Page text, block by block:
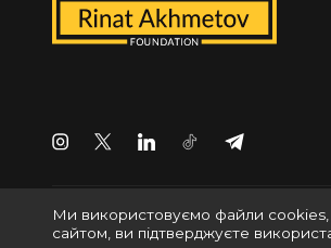
Всі права захищені © 2024 БО "Фонд
Ми використовуємо файли
сайтом, ви підтверджуєте